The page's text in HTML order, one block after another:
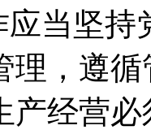
当坚持
理，遵
产经营